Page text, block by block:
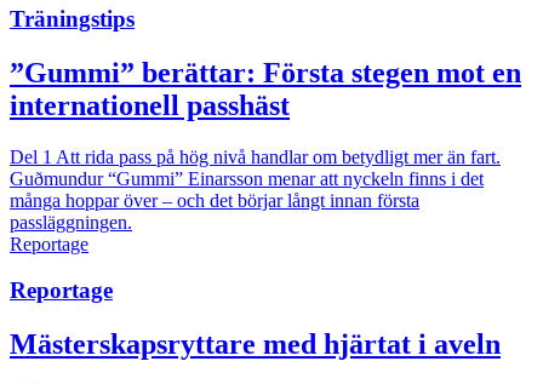
Träningstips
”Gummi” berättar: Första stegen mot en
internationell passhäst
Del 1 Att rida pass på hög nivå handlar om betydligt mer än fart.
Guðmundur “Gummi” Einarsson menar att nyckeln finns i det
många hoppar över – och det börjar långt innan första
passläggningen.
Reportage
Reportage
Mästerskapsryttare med hjärtat i aveln